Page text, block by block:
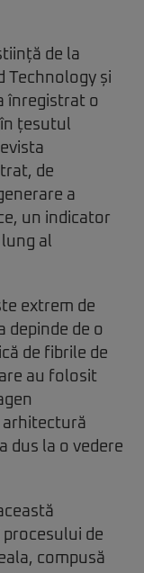
de la
Technology și
înregistrat o
țesutul
de
a
un indicator
al
extrem de
depinde de o
de fibrile de
au folosit
arhitectură
dus la o vedere
de
compusă